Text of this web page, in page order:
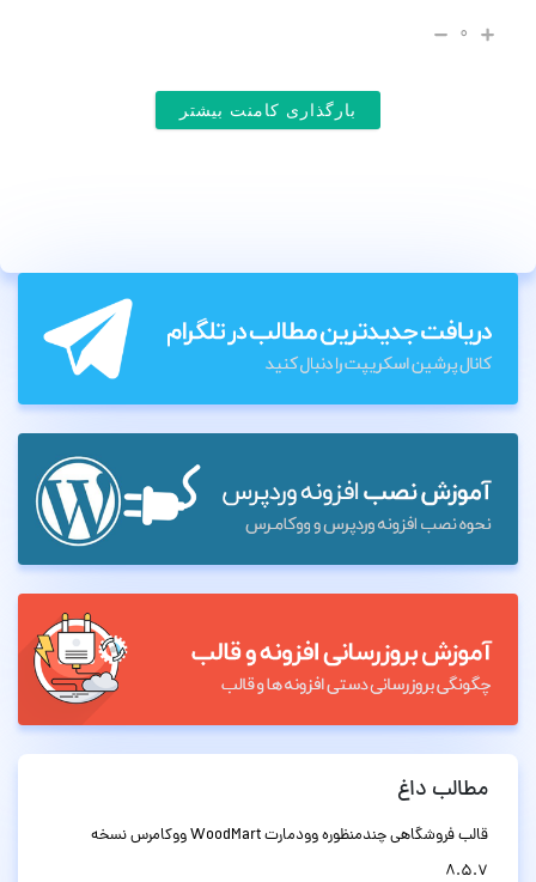
۰
بارگذاری کامنت بیشتر
مطالب داغ
قالب فروشگاهی چندمنظوره وودمارت WoodMart ووکامرس نسخه
8.5.7